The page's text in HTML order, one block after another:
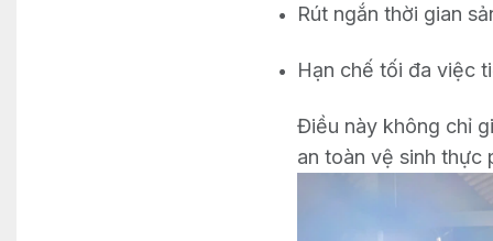
Rút ngắn thời gian
Hạn chế tối đa việc
Điều này không chỉ
an toàn vệ sinh thực